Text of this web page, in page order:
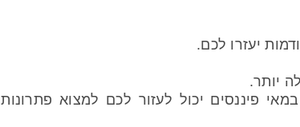
יעזרו לכם.
יותר.
פיננסים יכול לעזור לכם למצוא פתרונות